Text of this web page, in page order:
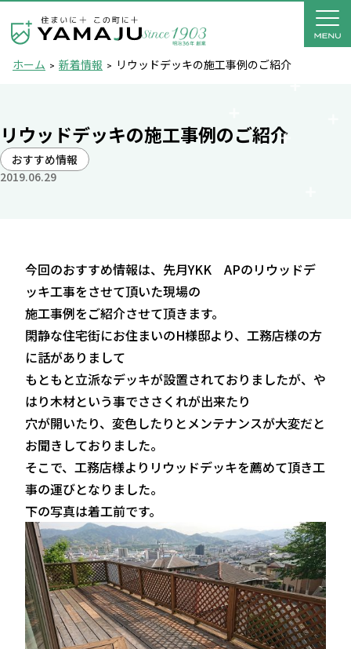
ホーム 新着情報 リウッドデッキの施工事例のご紹介
リウッドデッキの施工事例のご紹介
おすすめ情報
2019.06.29
今回のおすすめ情報は、先月YKK APのリウッドデ
ッキ工事をさせて頂いた現場の
施工事例をご紹介させて頂きます。
閑静な住宅街にお住まいのH様邸より、工務店様の方
に話がありまして
もともと立派なデッキが設置されておりましたが、や
はり木材という事でささくれが出来たり
穴が開いたり、変色したりとメンテナンスが大変だと
お聞きしておりました。
そこで、工務店様よりリウッドデッキを薦めて頂き工
事の運びとなりました。
下の写真は着工前です。